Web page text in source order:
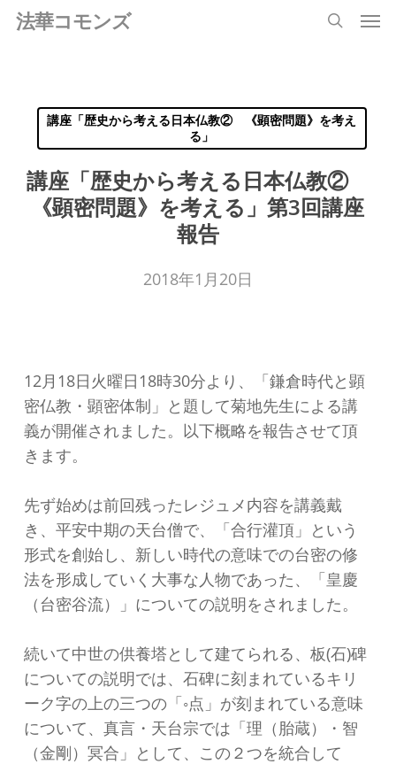
Skip法華コモンズ
講座「歴史から考える日本仏教② 《顕密問題》を考え
る」
講座「歴史から考える日本仏教②
《顕密問題》を考える」第3回講座
報告
2018年1月20日
12月18日火曜日18時30分より、「鎌倉時代と顕
密仏教・顕密体制」と題して菊地先生による講
義が開催されました。以下概略を報告させて頂
きます。
先ず始めは前回残ったレジュメ内容を講義戴
き、平安中期の天台僧で、「合行灌頂」という
形式を創始し、新しい時代の意味での台密の修
法を形成していく大事な人物であった、「皇慶
（台密谷流）」についての説明をされました。
続いて中世の供養塔として建てられる、板(石)碑
についての説明では、石碑に刻まれているキリ
ーク字の上の三つの「◦点」が刻まれている意味
について、真言・天台宗では「理（胎蔵）・智
（金剛）冥合」として、この２つを統合して